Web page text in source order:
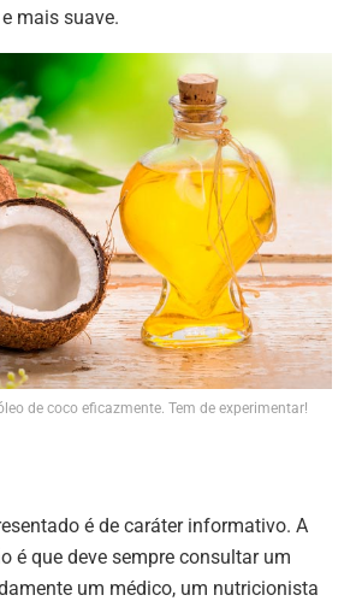
mais suave.
de coco eficazmente. Tem de experimentar!
é de caráter informativo. A
é que deve sempre consultar um
um médico, um nutricionista